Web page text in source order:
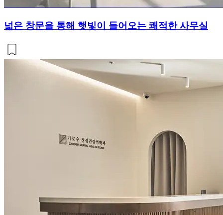
넓은 창문을 통해 햇빛이 들어오는 쾌적한 사무실